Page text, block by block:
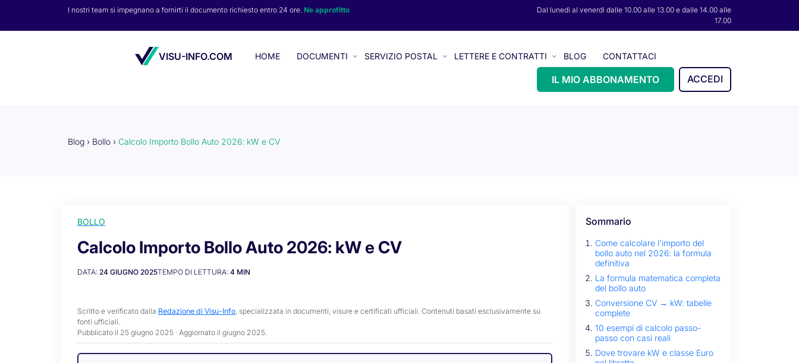
I nostri team si impegnano a fornirti il documento richiesto entro 24 ore. Ne approfitto
Dal lunedì al venerdì dalle 10.00 alle 13.00 e dalle 14.00 alle
17.00
VISU-INFO.COM HOME DOCUMENTI SERVIZIO POSTAL LETTERE E CONTRATTI BLOG CONTATTACI
IL MIO ABBONAMENTO ACCEDI
Blog › Bollo › Calcolo Importo Bollo Auto 2026: kW e CV
BOLLO
Calcolo Importo Bollo Auto 2026: kW e CV
DATA: 24 GIUGNO 2025TEMPO DI LETTURA: 4 MIN
Scritto e verificato dalla Redazione di Visu-Info, specializzata in documenti, visure e certificati ufficiali. Contenuti basati esclusivamente su
fonti ufficiali.
Pubblicato il 25 giugno 2025 · Aggiornato il giugno 2025.
Sommario
Come calcolare l'importo del
bollo auto nel 2026: la formula
definitiva
La formula matematica completa
del bollo auto
Conversione CV → kW: tabelle
complete
10 esempi di calcolo passo-
passo con casi reali
Dove trovare kW e classe Euro